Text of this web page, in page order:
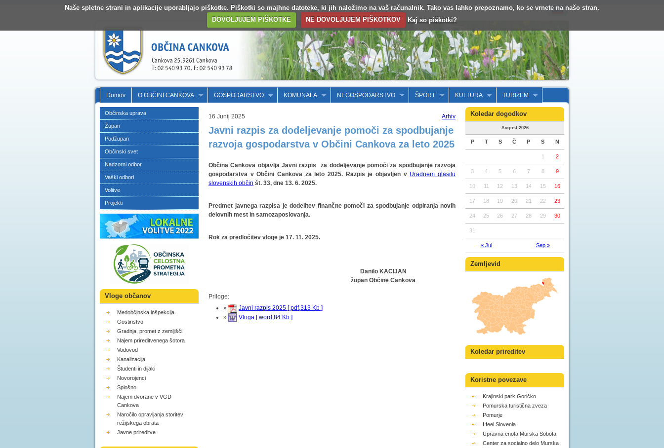
Naše spletne strani in aplikacije uporabljajo piškotke. Piškotki so majhne datoteke, ki jih naložimo na vaš računalnik. Tako vas lahko prepoznamo, ko se vrnete na našo stran.
DOVOLJUJEM PIŠKOTKE
NE DOVOLJUJEM PIŠKOTKOV Kaj so piškotki?
Domov O OBČINI CANKOVA GOSPODARSTVO KOMUNALA NEGOSPODARSTVO ŠPORT KULTURA TURIZEM
Občinska uprava
Župan
Podžupan
Občinski svet
Nadzorni odbor
Vaški odbori
Volitve
Projekti
Vloge občanov
Medobčinska inšpekcija
Gostinstvo
Gradnja, promet z zemljišči
Najem prireditvenega šotora
Vodovod
Kanalizacija
Študenti in dijaki
Novorojenci
Splošno
Najem dvorane v VGD
Cankova
Naročilo opravljanja storitev
režijskega obrata
Javne prireditve
16 Junij 2025 Arhiv
Javni razpis za dodeljevanje pomoči za spodbujanje
razvoja gospodarstva v Občini Cankova za leto 2025
Občina Cankova objavlja Javni razpis za dodeljevanje pomoči za spodbujanje razvoja
gospodarstva v Občini Cankova za leto 2025. Razpis je objavljen v Uradnem glasilu
slovenskih občin št. 33, dne 13. 6. 2025.
Predmet javnega razpisa je dodelitev finančne pomoči za spodbujanje odpiranja novih
delovnih mest in samozaposlovanja.
Rok za predloćitev vloge je 17. 11. 2025.
Danilo KACIJAN
župan Občine Cankova
Priloge:
»
Javni razpis 2025 [ pdf,313 Kb ]
»
Vloga [ word,84 Kb ]
Koledar dogodkov
Avgust 2026
P T S Č P S N
« Jul Sep »
1 2
3 4 5 6 7 8 9
10 11 12 13 14 15 16
17 18 19 20 21 22 23
24 25 26 27 28 29 30
31
Zemljevid
Koledar prireditev
Koristne povezave
Krajinski park Goričko
Pomurska turistična zveza
Pomurje
I feel Slovenia
Upravna enota Murska Sobota
Center za socialno delo Murska